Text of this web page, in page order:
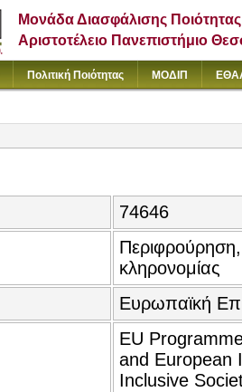
Μονάδα Διασφάλισης Ποιότητας
Αριστοτέλειο Πανεπιστήμιο
Πολιτική Ποιότητας ΜΟΔΙΠ
74646
Περιφρούρηση,
κληρονομίας
Ευρωπαϊκή
EU
and European
Inclusive